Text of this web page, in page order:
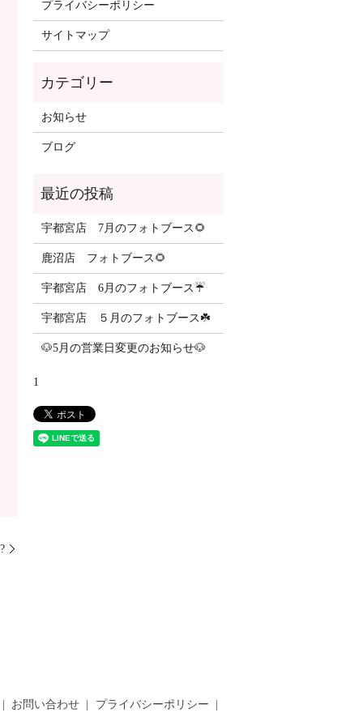
プライバシーポリシー
サイトマップ
カテゴリー
お知らせ
ブログ
最近の投稿
宇都宮店 7月のフォトブース🌻
鹿沼店 フォトブース🌻
宇都宮店 6月のフォトブース☔️
宇都宮店 ５月のフォトブース☘️
🐶5月の営業日変更のお知らせ🐶
1
お問い合わせ プライバシーポリシー